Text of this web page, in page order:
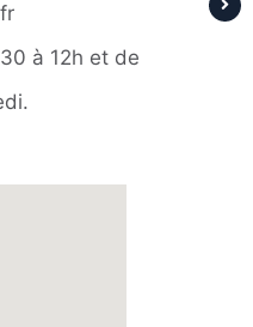
à 12h et de